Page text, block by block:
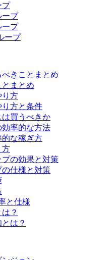
プ
ープ
ープ
ープ
きことまとめ
まとめ
り方
方と条件
買うべきか
率的な方法
的な稼ぎ方
方
の効果と対策
の仕様と対策
と仕様
？
は？